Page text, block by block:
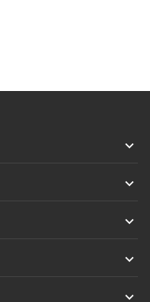




